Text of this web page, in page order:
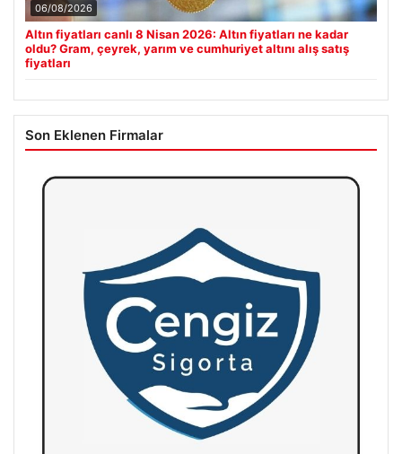
06/08/2026
Altın fiyatları canlı 8 Nisan 2026: Altın fiyatları ne kadar
oldu? Gram, çeyrek, yarım ve cumhuriyet altını alış satış
fiyatları
Son Eklenen Firmalar